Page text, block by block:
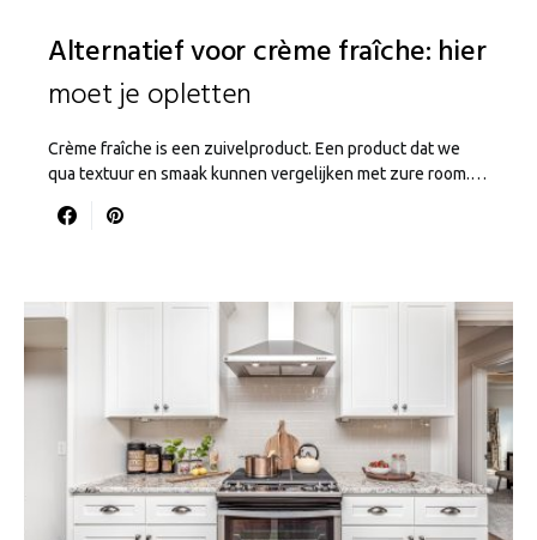
Alternatief voor crème fraîche: hier
moet je opletten
Crème fraîche is een zuivelproduct. Een product dat we
qua textuur en smaak kunnen vergelijken met zure room.…